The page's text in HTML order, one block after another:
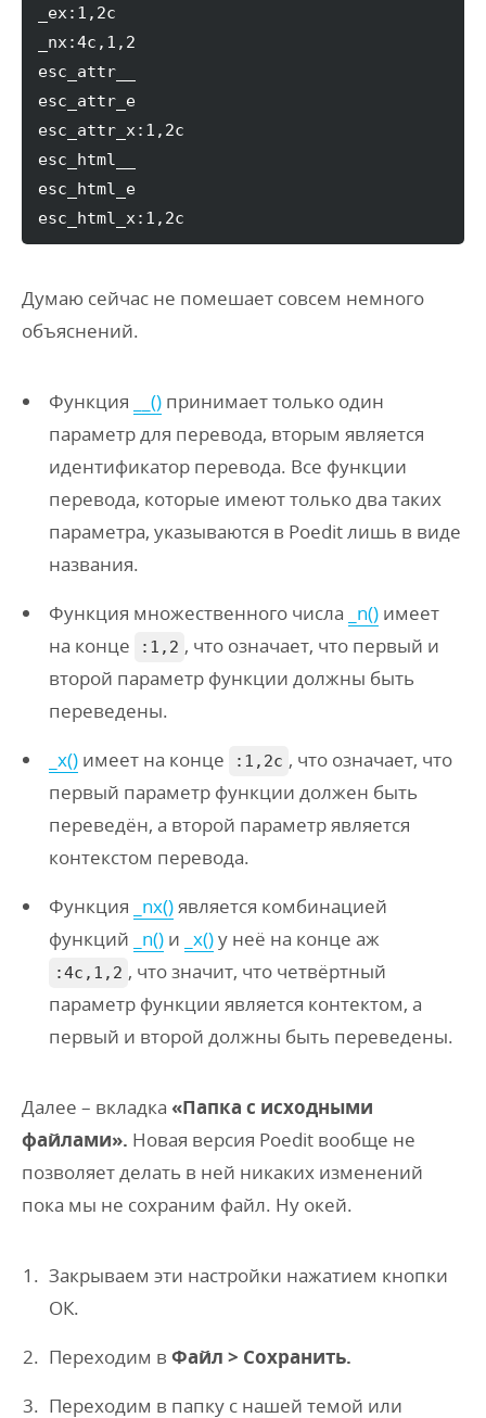
_ex: 1 , 2c
_nx:4c , 1 , 2
esc_attr__
esc_attr_e
esc_attr_x: 1 , 2c
esc_html__
esc_html_e
esc_html_x: 1 , 2c
Думаю сейчас не помешает совсем немного
объяснений.
Функция __() принимает только один
параметр для перевода, вторым является
идентификатор перевода. Все функции
перевода, которые имеют только два таких
параметра, указываются в Poedit лишь в виде
названия.
Функция множественного числа
_n() имеет
на конце
:1,2 , что означает, что первый и
второй параметр функции должны быть
переведены.
_x() имеет на конце :1,2c , что означает, что
первый параметр функции должен быть
переведён, а второй параметр является
контекстом перевода.
Функция
_nx()является комбинацией
функций
_n() и _x()у неё на конце аж
:4c,1,2 , что значит, что четвёртный
параметр функции является контектом, а
первый и второй должны быть переведены.
Далее – вкладка «Папка с исходными
файлами». Новая версия Poedit вообще не
позволяет делать в ней никаких изменений
пока мы не сохраним файл. Ну окей.
Закрываем эти настройки нажатием кнопки
ОК.
Переходим в Файл > Сохранить.
Переходим в папку с нашей темой или